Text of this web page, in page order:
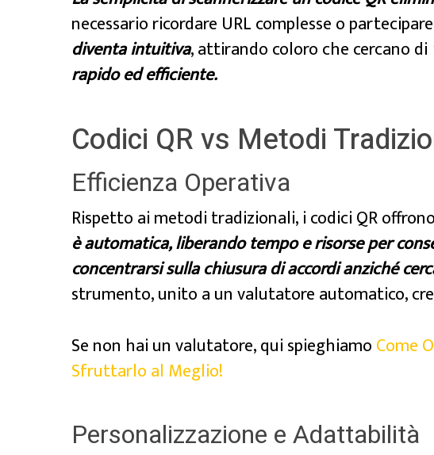
necessario ricordare URL complesse o
diventa intuitiva, attirando coloro che cercano di
rapido ed efficiente.
Codici QR vs Metodi
Efficienza Operativa
Rispetto ai metodi tradizionali, i codici QR
è automatica, liberando tempo e risorse per
concentrarsi sulla chiusura di accordi anziché
strumento, unito a un valutatore automatico,
Se non hai un valutatore, qui spieghiamoCome
Sfruttarlo al Meglio!
Personalizzazione e Adattabilità